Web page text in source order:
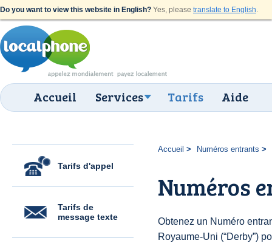
Do you want to view this website in English? Yes, please translate to English.
Accueil Services Tarifs Aide
Tarifs d'appel
Tarifs de
message texte
Accueil Numéros entrants
Numéros
Obtenez un Numéro
Royaume-Uni (“Derby”)